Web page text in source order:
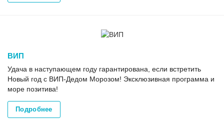
ВИП
Удача в наступающем году гарантирована, если встретить
Новый год с ВИП-Дедом Морозом! Эксклюзивная программа и
море позитива!
Подробнее